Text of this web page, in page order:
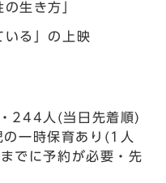
生き方」
いる」の上映
244人(当日先着順)
一時保育あり(1人
でに予約が必要・先